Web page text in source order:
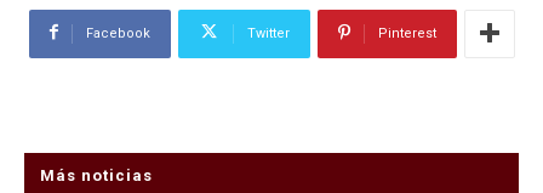
Facebook Twitter Pinterest
Más noticias